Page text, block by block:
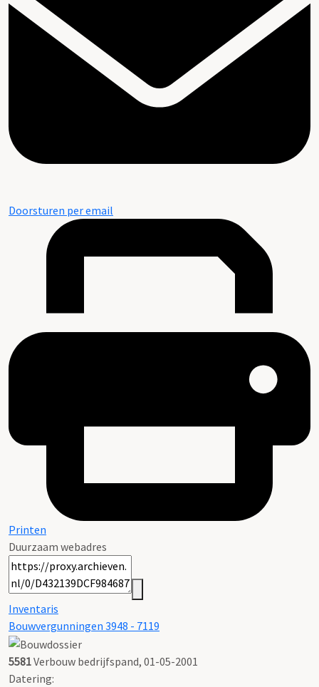
Doorsturen per email
Printen
Duurzaam webadres
Inventaris
Bouwvergunningen 3948 - 7119
5581Verbouw bedrijfspand, 01-05-2001
Datering: